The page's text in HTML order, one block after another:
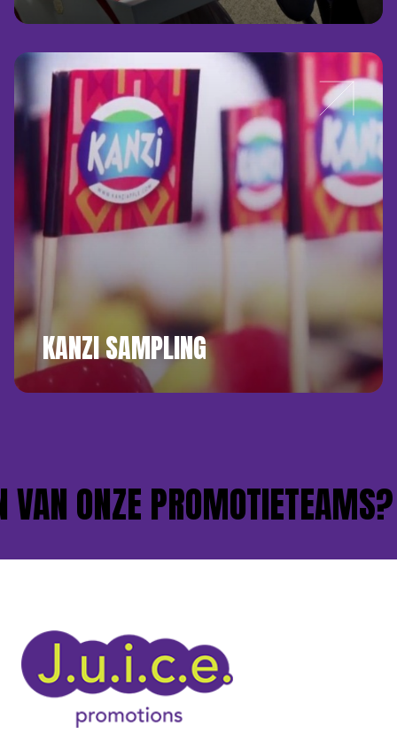
KANZI SAMPLING
ONZE PROMOTIETEAMS?